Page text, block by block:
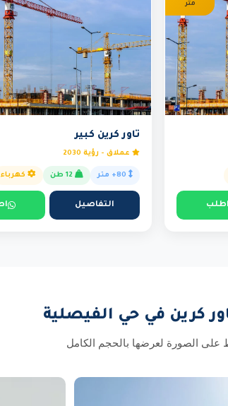
متر
تاور كرين كبير
عملاق - رؤية 2030
كهرباء
التفاصيل
كرين في حي الفيصلية
على الصورة لعرضها بالحجم الكامل